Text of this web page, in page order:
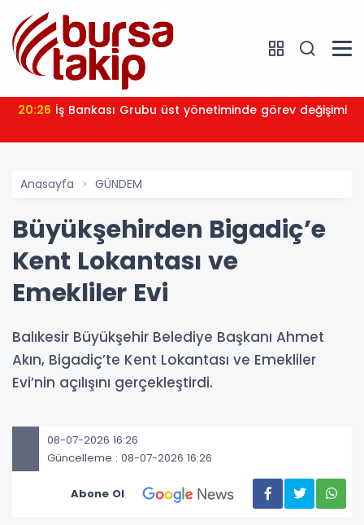
20:26 İş Bankası Grubu üst yönetiminde görev değişimi
Anasayfa GÜNDEM
Büyükşehirden Bigadiç’e
Kent Lokantası ve
Emekliler Evi
Balıkesir Büyükşehir Belediye Başkanı Ahmet
Akın, Bigadiç’te Kent Lokantası ve Emekliler
Evi’nin açılışını gerçekleştirdi.
08-07-2026 16:26
Güncelleme : 08-07-2026 16:26
Abone Ol